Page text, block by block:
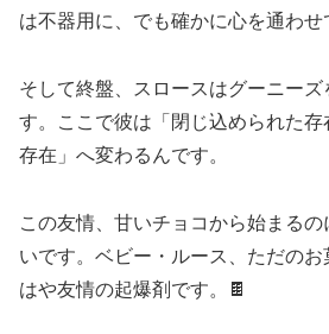
は不器用に、でも確かに心を通わせ
そして終盤、スロースはグーニーズ
す。ここで彼は「閉じ込められた存
存在」へ変わるんです。
この友情、甘いチョコから始まる
いです。ベビー・ルース、ただの
はや友情の起爆剤です。🍫